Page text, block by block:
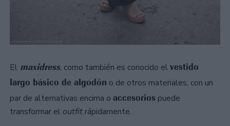
El maxidress, como también es conocido el vestido
largo básico de algodón o de otros materiales, con un
par de alternativas encima o accesorios puede
transformar el outfit rápidamente.